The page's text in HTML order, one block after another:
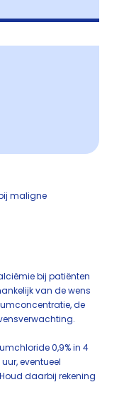
maligne
bij patiënten
van de wens
de
0,9% in 4
eventueel
daarbij rekening